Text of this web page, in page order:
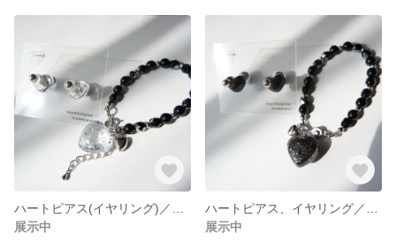
展示中
展示中